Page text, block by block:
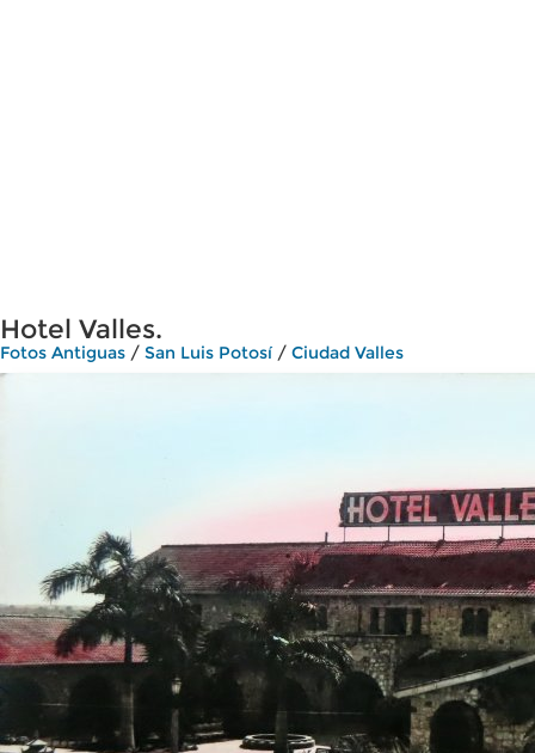
Hotel Valles.
Fotos Antiguas / San Luis Potosí / Ciudad Valles